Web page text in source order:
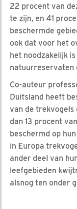
22 procent van
te zijn, en 41
beschermde
ook dat voor het
het noodzakelijk
natuurreservaten
Co-auteur
Duitsland heeft
van de trekvogels
dan 13 procent
beschermd op
in Europa
ander deel van
leefgebieden
alsnog ten onder